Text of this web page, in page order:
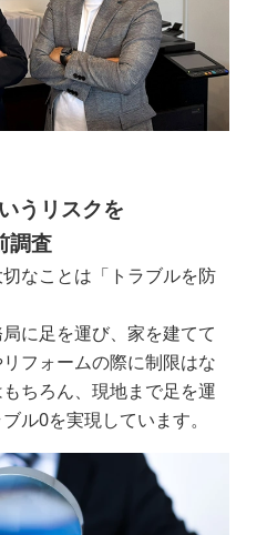
うリスクを
調査
なことは「トラブルを防
に足を運び、家を建てて
フォームの際に制限はな
ちろん、現地まで足を運
ル0を実現しています。